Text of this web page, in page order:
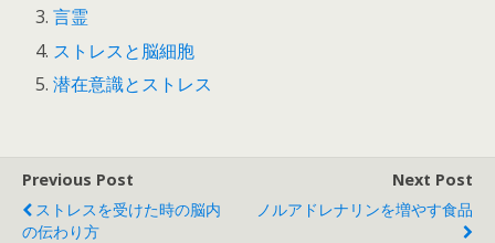
言霊
ストレスと脳細胞
潜在意識とストレス
Previous Post
ストレスを受けた時の脳内
の伝わり方
Next Post
ノルアドレナリンを増やす食品